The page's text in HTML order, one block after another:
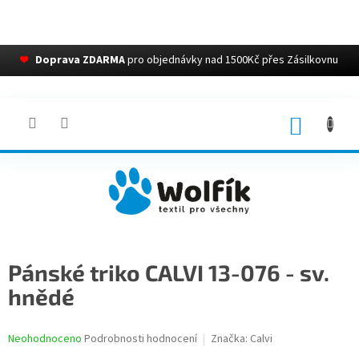
❤ Doprava ZDARMApro objednávky nad 1500Kč přes Zásilkovnu
Pánské triko CALVI 13-076 - sv.
hnědé
Průměrné
Neohodnoceno Podrobnosti hodnocení Značka: Calvi